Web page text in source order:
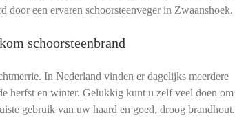
door een ervaren schoorsteenveger in Zwaanshoek.
schoorsteenbrand
In Nederland vinden er dagelijks meerdere
herfst en winter. Gelukkig kunt u zelf veel doen om
gebruik van uw haard en goed, droog brandhout.